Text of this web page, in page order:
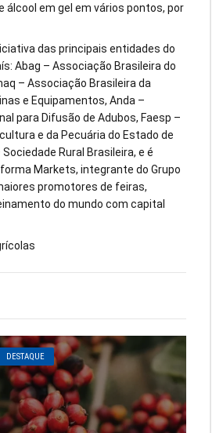
DESTAQUE
álcool em gel em vários pontos, por
das principais entidades do
Abag – Associação Brasileira do
– Associação Brasileira da
e Equipamentos, Anda –
para Difusão de Adubos, Faesp –
e da Pecuária do Estado de
Sociedade Rural Brasileira, e é
Markets, integrante do Grupo
promotores de feiras,
do mundo com capital